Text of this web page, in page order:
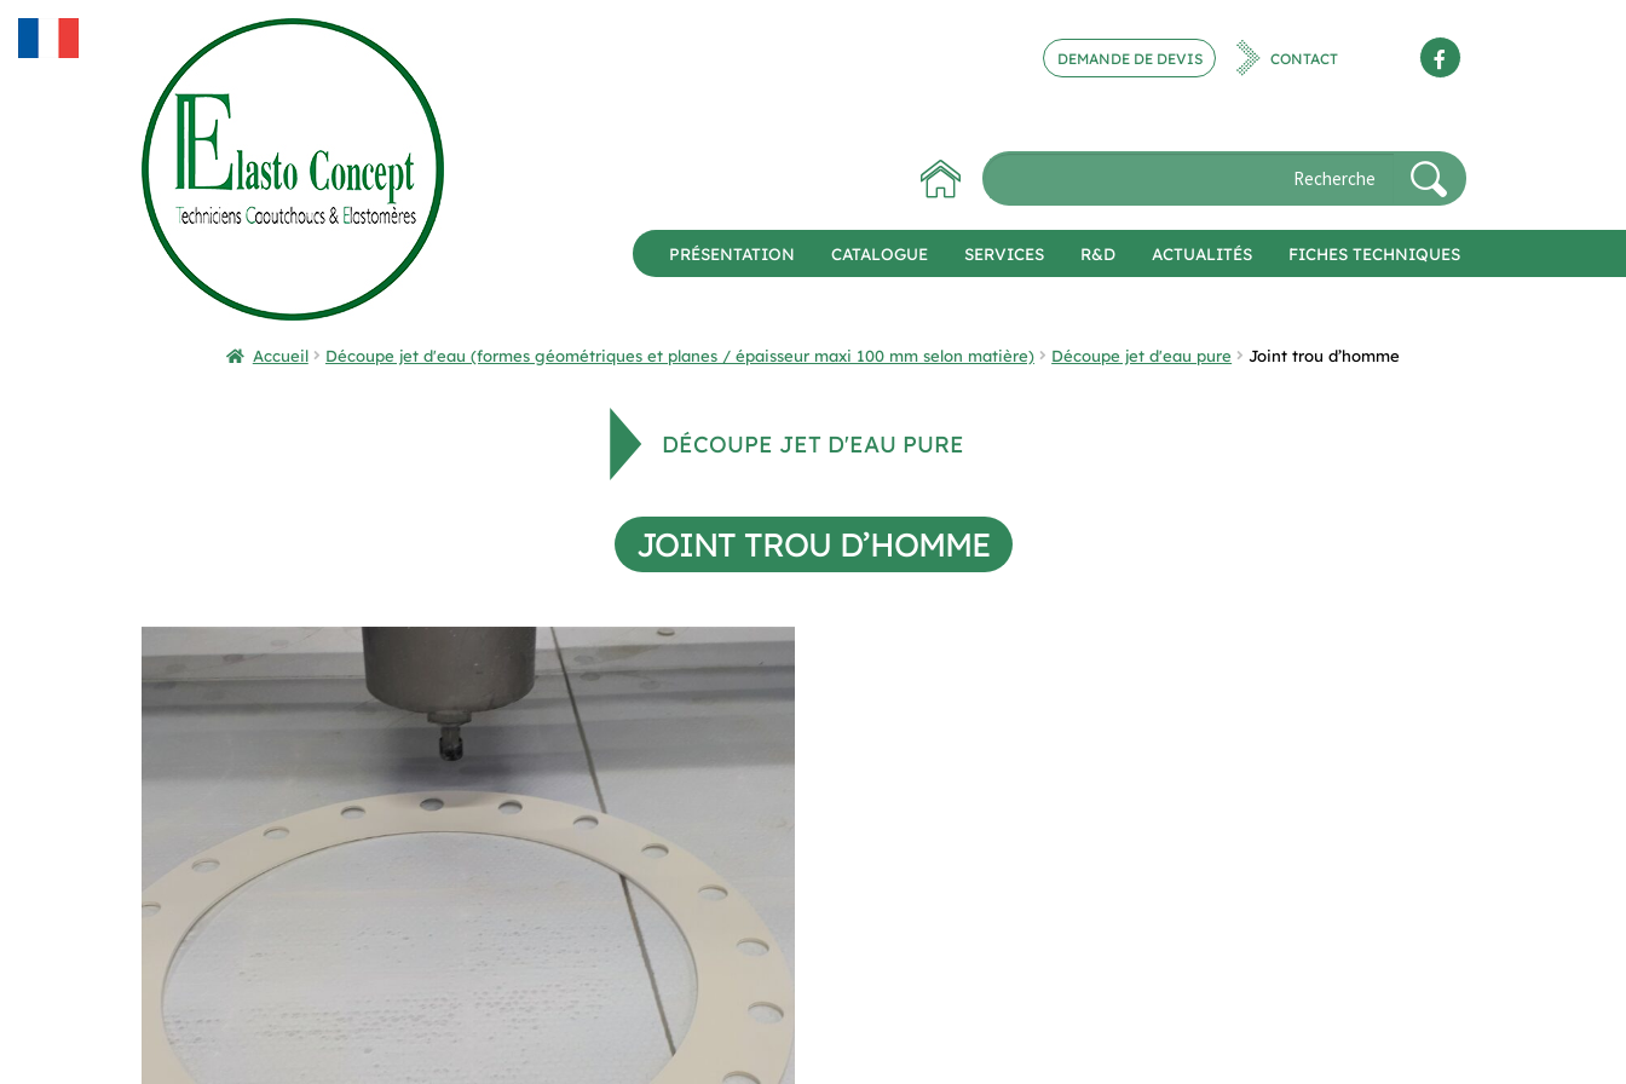
DEMANDE DE DEVIS CONTACT
PRÉSENTATION CATALOGUE SERVICES R&D ACTUALITÉS FICHES TECHNIQUES
Accueil Découpe jet d'eau (formes géométriques et planes / épaisseur maxi 100 mm selon matière) Découpe jet d'eau pure Joint trou d’homme
DÉCOUPE JET D'EAU PURE
JOINT TROU D’HOMME